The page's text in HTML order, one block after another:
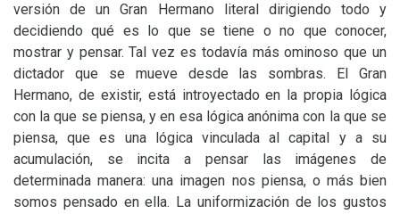
versión de un Gran Hermano literal dirigiendo todo y
decidiendo qué es lo que se tiene o no que conocer,
mostrar y pensar. Tal vez es todavía más ominoso que un
dictador que se mueve desde las sombras. El Gran
Hermano, de existir, está introyectado en la propia lógica
con la que se piensa, y en esa lógica anónima con la que se
piensa, que es una lógica vinculada al capital y a su
acumulación, se incita a pensar las imágenes de
determinada manera: una imagen nos piensa, o más bien
somos pensado en ella. La uniformización de los gustos